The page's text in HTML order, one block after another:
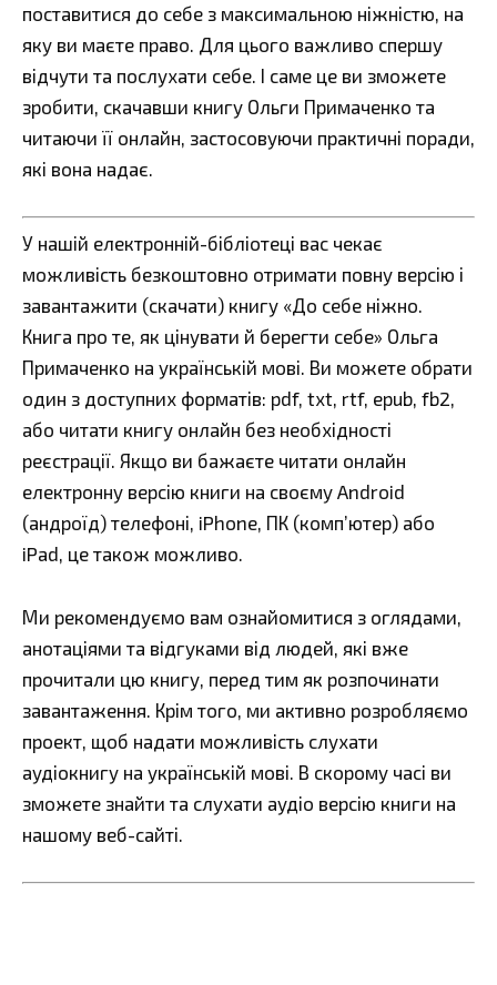
поставитися до себе з максимальною ніжністю, на
яку ви маєте право. Для цього важливо спершу
відчути та послухати себе. І саме це ви зможете
зробити, скачавши книгу Ольги Примаченко та
читаючи її онлайн, застосовуючи практичні поради,
які вона надає.
У нашій електронній-бібліотеці вас чекає
можливість безкоштовно отримати повну версію і
завантажити (скачати) книгу «До себе ніжно.
Книга про те, як цінувати й берегти себе» Ольга
Примаченко на українській мові. Ви можете обрати
один з доступних форматів: pdf, txt, rtf, epub, fb2,
або читати книгу онлайн без необхідності
реєстрації. Якщо ви бажаєте читати онлайн
електронну версію книги на своєму Android
(андроїд) телефоні, iPhone, ПК (комп’ютер) або
iPad, це також можливо.
Ми рекомендуємо вам ознайомитися з оглядами,
анотаціями та відгуками від людей, які вже
прочитали цю книгу, перед тим як розпочинати
завантаження. Крім того, ми активно розробляємо
проект, щоб надати можливість слухати
аудіокнигу на українській мові. В скорому часі ви
зможете знайти та слухати аудіо версію книги на
нашому веб-сайті.